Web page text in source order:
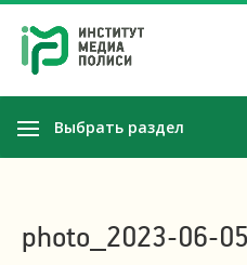
Выбрать раздел
photo_2023-06-